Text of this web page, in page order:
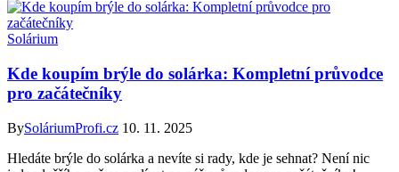
Solárium
Kde koupím brýle do solárka: Kompletní průvodce
pro začátečníky
BySoláriumProfi.cz 10. 11. 2025
Hledáte brýle do solárka a nevíte si rady, kde je sehnat? Není nic